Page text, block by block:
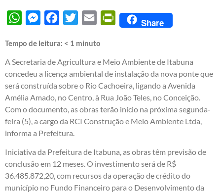
WhatsAppMessengerFacebook
Twitter Email PrintFriendly
Share
Tempo de leitura: < 1 minuto
A Secretaria de Agricultura e Meio Ambiente de Itabuna
concedeu a licença ambiental de instalação da nova ponte que
será construída sobre o Rio Cachoeira, ligando a Avenida
Amélia Amado, no Centro, à Rua João Teles, no Conceição.
Com o documento, as obras terão início na próxima segunda-
feira (5), a cargo da RCI Construção e Meio Ambiente Ltda,
informa a Prefeitura.
Iniciativa da Prefeitura de Itabuna, as obras têm previsão de
conclusão em 12 meses. O investimento será de R$
36.485.872,20, com recursos da operação de crédito do
município no Fundo Financeiro para o Desenvolvimento da